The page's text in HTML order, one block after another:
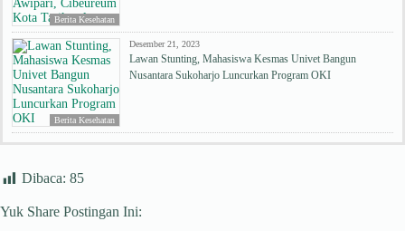
Berita Kesehatan
Berita Kesehatan
Desember 21, 2023
Lawan Stunting, Mahasiswa Kesmas Univet Bangun
Nusantara Sukoharjo Luncurkan Program OKI
Dibaca: 85
Yuk Share Postingan Ini: